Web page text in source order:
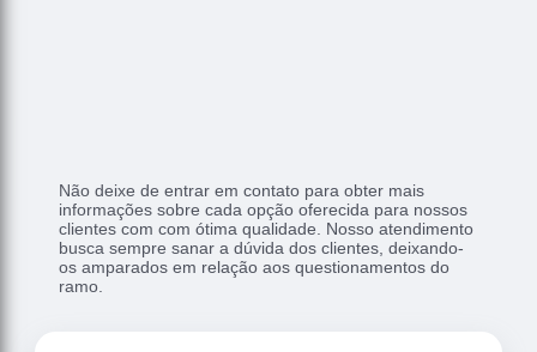
Não deixe de entrar em contato para obter mais
informações sobre cada opção oferecida para nossos
clientes com com ótima qualidade. Nosso atendimento
busca sempre sanar a dúvida dos clientes, deixando-
os amparados em relação aos questionamentos do
ramo.